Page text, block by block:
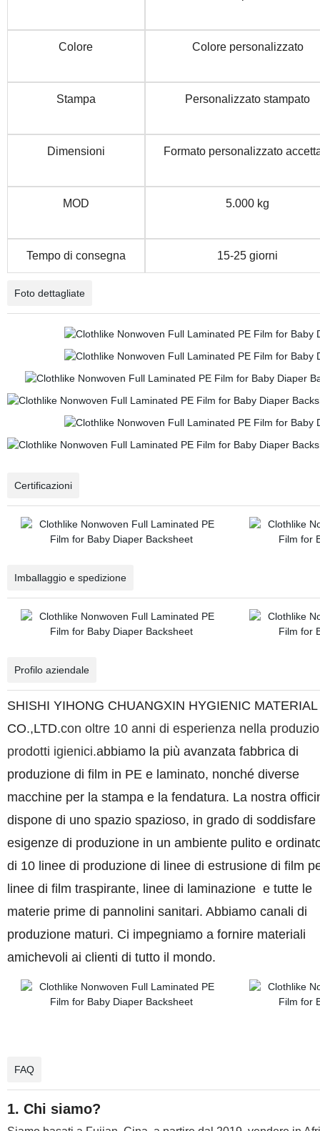
Colore Colore personalizzato
Stampa Personalizzato stampato
Dimensioni Formato personalizzato
MOD 5.000 kg
Tempo di consegna 15-25 giorni
Foto dettagliate
Certificazioni
Imballaggio e spedizione
Profilo aziendale
SHISHI YIHONG CHUANGXIN HYGIENIC MATERIAL
CO.,LTD.con oltre 10 anni di esperienza nella
prodotti igienici.abbiamo la più avanzata fabbrica di
produzione di film in PE e laminato, nonché diverse
macchine per la stampa e la fendatura. La nostra
dispone di uno spazio spazioso, in grado di soddisfare
esigenze di produzione in un ambiente pulito e
di 10 linee di produzione di linee di estrusione di film
linee di film traspirante, linee di laminazione e tutte le
materie prime di pannolini sanitari. Abbiamo canali di
produzione maturi. Ci impegniamo a fornire materiali
amichevoli ai clienti di tutto il mondo.
FAQ
1. Chi siamo?